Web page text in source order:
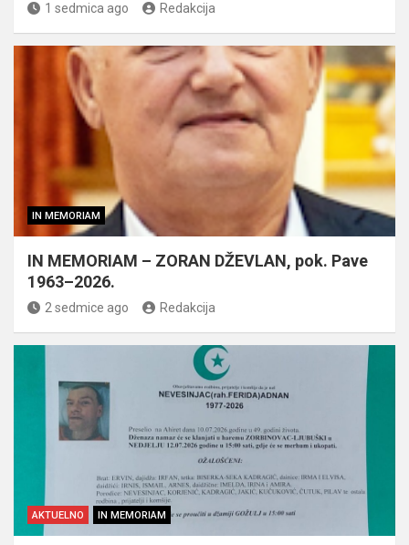
1 sedmica ago Redakcija
IN MEMORIAM
IN MEMORIAM – ZORAN DŽEVLAN, pok. Pave
1963–2026.
2 sedmice ago Redakcija
AKTUELNO IN MEMORIAM